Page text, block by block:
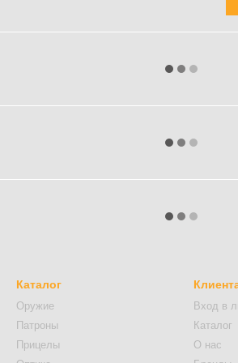
Каталог
Оружие
Патроны
Прицелы
Вход в
Каталог
О нас